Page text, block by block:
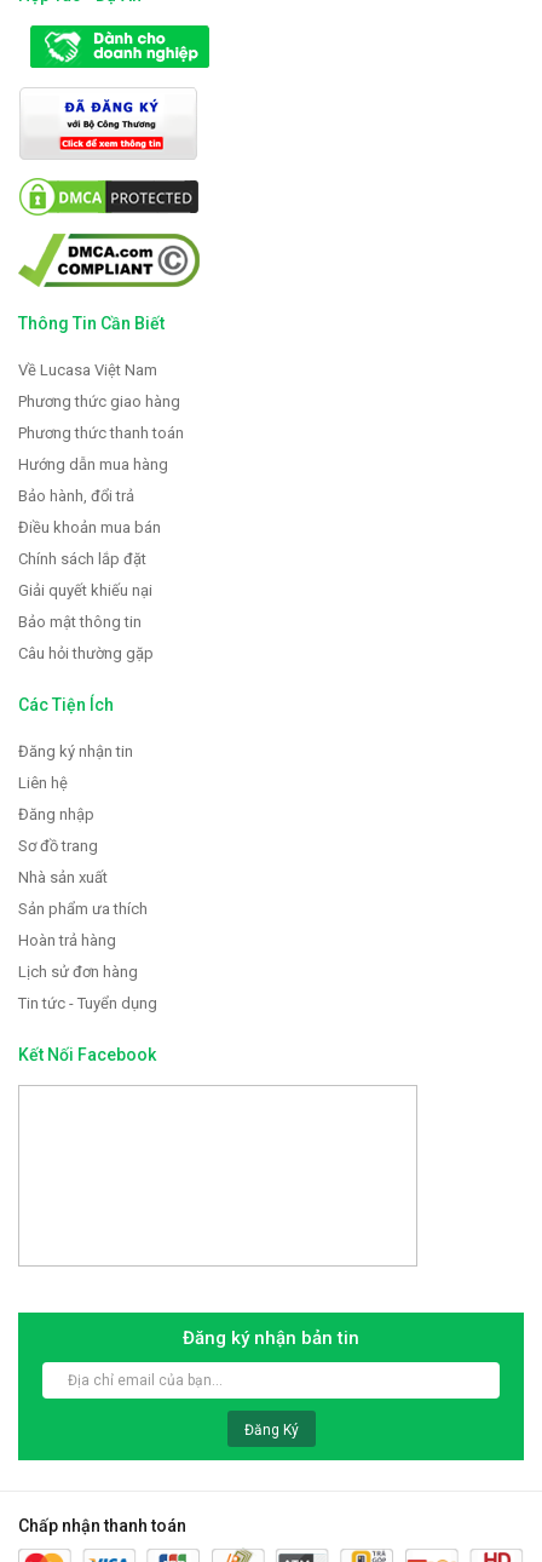
Thông Tin Cần Biết
Về Lucasa Việt Nam
Phương thức giao hàng
Phương thức thanh toán
Hướng dẫn mua hàng
Bảo hành, đổi trả
Điều khoản mua bán
Chính sách lắp đặt
Giải quyết khiếu nại
Bảo mật thông tin
Câu hỏi thường gặp
Các Tiện Ích
Đăng ký nhận tin
Liên hệ
Đăng nhập
Sơ đồ trang
Nhà sản xuất
Sản phẩm ưa thích
Hoàn trả hàng
Lịch sử đơn hàng
Tin tức - Tuyển dụng
Kết Nối Facebook
Đăng ký nhận bản tin
Đăng Ký
Chấp nhận thanh toán